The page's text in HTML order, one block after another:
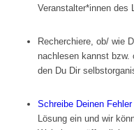
Veranstalter*innen des
Recherchiere, ob/ wie
nachlesen kannst bzw.
den Du Dir
Schreibe Deinen Fehler
Lösung ein und wir